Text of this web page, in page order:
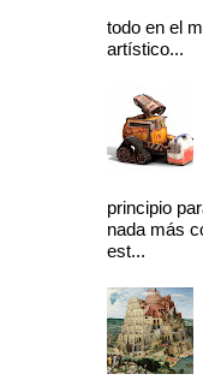
todo en el
artístico...
principio
nada más
est...